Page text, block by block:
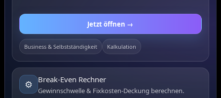
Jetzt öffnen →
Business & Selbstständigkeit Kalkulation
⚙️ Break-Even Rechner
Gewinnschwelle & Fixkosten-Deckung berechnen.